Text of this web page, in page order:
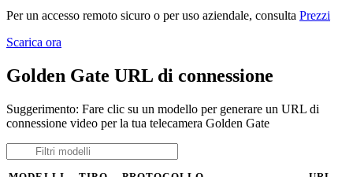
Per un accesso remoto sicuro o per uso aziendale, consulta Prezzi
Scarica ora
Golden Gate URL di connessione
Suggerimento: Fare clic su un modello per generare un URL di
connessione video per la tua telecamera Golden Gate